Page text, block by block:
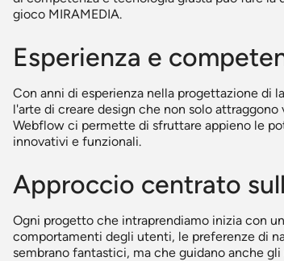
gioco MIRAMEDIA.
Esperienza e
Con anni di esperienza nella progettazione di
l'arte di creare design che non solo
Webflow ci permette di sfruttare appieno le
innovativi e funzionali.
Approccio centrato
Ogni progetto che intraprendiamo inizia con
comportamenti degli utenti, le preferenze di
sembrano fantastici, ma che guidano anche